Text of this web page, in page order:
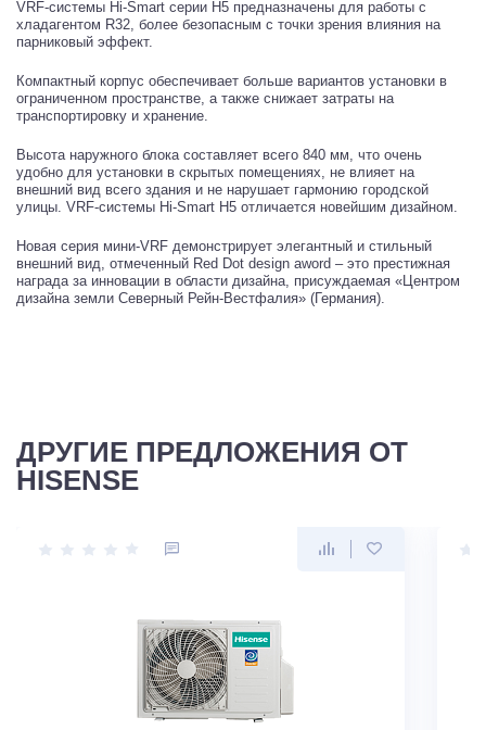
VRF-системы Hi-Smart серии H5 предназначены для работы с
хладагентом R32, более безопасным с точки зрения влияния на
парниковый эффект.
Компактный корпус обеспечивает больше вариантов установки в
ограниченном пространстве, а также снижает затраты на
транспортировку и хранение.
Высота наружного блока составляет всего 840 мм, что очень
удобно для установки в скрытых помещениях, не влияет на
внешний вид всего здания и не нарушает гармонию городской
улицы. VRF-системы Hi-Smart H5 отличается новейшим дизайном.
Новая серия мини-VRF демонстрирует элегантный и стильный
внешний вид, отмеченный Red Dot design aword – это престижная
награда за инновации в области дизайна, присуждаемая «Центром
дизайна земли Северный Рейн-Вестфалия» (Германия).
ДРУГИЕ ПРЕДЛОЖЕНИЯ ОТ
HISENSE